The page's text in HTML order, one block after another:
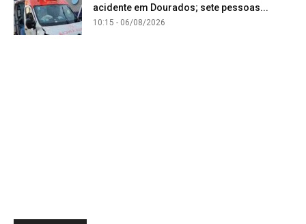
acidente em Dourados; sete pessoas...
10:15 - 06/08/2026